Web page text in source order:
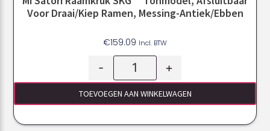
Voor Draai/kiep Ramen, Messing-Antiek/ebben
€159.09 Incl. BTW
- +
TOEVOEGEN AAN WINKELWAGEN